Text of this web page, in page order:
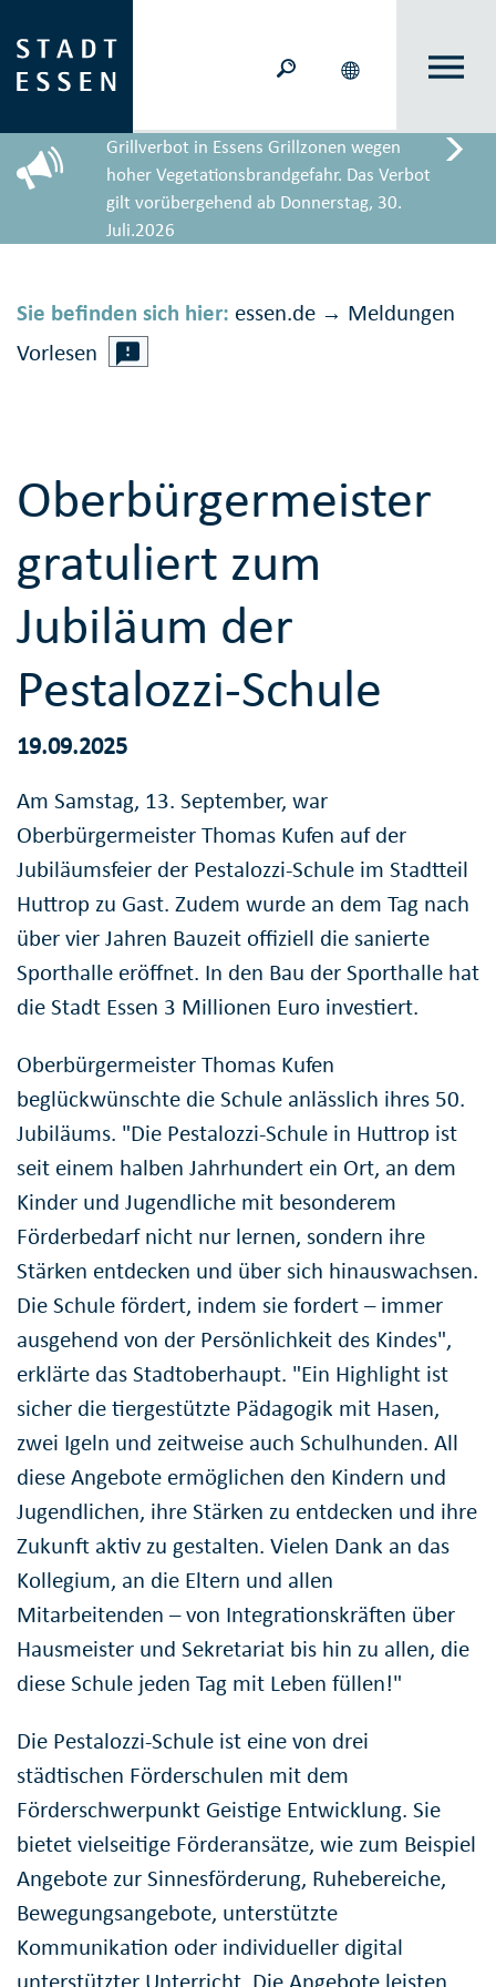
Grillverbot in Essens Grillzonen wegen
hoher Vegetationsbrandgefahr. Das Verbot
gilt vorübergehend ab Donnerstag, 30.
Juli.2026
Sie befinden sich hier: essen.de → Meldungen
Vorlesen
Oberbürgermeister
gratuliert zum
Jubiläum der
Pestalozzi-Schule
19.09.2025
Am Samstag, 13. September, war
Oberbürgermeister Thomas Kufen auf der
Jubiläumsfeier der Pestalozzi-Schule im Stadtteil
Huttrop zu Gast. Zudem wurde an dem Tag nach
über vier Jahren Bauzeit offiziell die sanierte
Sporthalle eröffnet. In den Bau der Sporthalle hat
die Stadt Essen 3 Millionen Euro investiert.
Oberbürgermeister Thomas Kufen
beglückwünschte die Schule anlässlich ihres 50.
Jubiläums. "Die Pestalozzi-Schule in Huttrop ist
seit einem halben Jahrhundert ein Ort, an dem
Kinder und Jugendliche mit besonderem
Förderbedarf nicht nur lernen, sondern ihre
Stärken entdecken und über sich hinauswachsen.
Die Schule fördert, indem sie fordert – immer
ausgehend von der Persönlichkeit des Kindes",
erklärte das Stadtoberhaupt. "Ein Highlight ist
sicher die tiergestützte Pädagogik mit Hasen,
zwei Igeln und zeitweise auch Schulhunden. All
diese Angebote ermöglichen den Kindern und
Jugendlichen, ihre Stärken zu entdecken und ihre
Zukunft aktiv zu gestalten. Vielen Dank an das
Kollegium, an die Eltern und allen
Mitarbeitenden – von Integrationskräften über
Hausmeister und Sekretariat bis hin zu allen, die
diese Schule jeden Tag mit Leben füllen!"
Die Pestalozzi-Schule ist eine von drei
städtischen Förderschulen mit dem
Förderschwerpunkt Geistige Entwicklung. Sie
bietet vielseitige Förderansätze, wie zum Beispiel
Angebote zur Sinnesförderung, Ruhebereiche,
Bewegungsangebote, unterstützte
Kommunikation oder individueller digital
unterstützter Unterricht. Die Angebote leisten